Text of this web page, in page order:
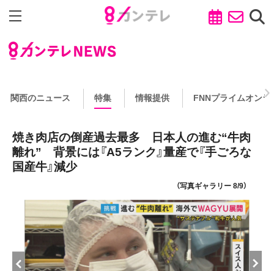
関西のニュース 特集 情報提供 FNNプライムオンラ
焼き肉店の倒産過去最多 日本人の進む“牛肉
離れ” 背景には『A5ランク』量産で『手ごろな
国産牛』減少
（写真ギャラリー 8/9）